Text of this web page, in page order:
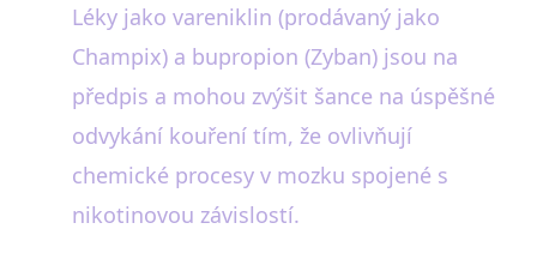
Léky jako vareniklin (prodávaný jako
Champix) a bupropion (Zyban) jsou na
předpis a mohou zvýšit šance na úspěšné
odvykání kouření tím, že ovlivňují
chemické procesy v mozku spojené s
nikotinovou závislostí.